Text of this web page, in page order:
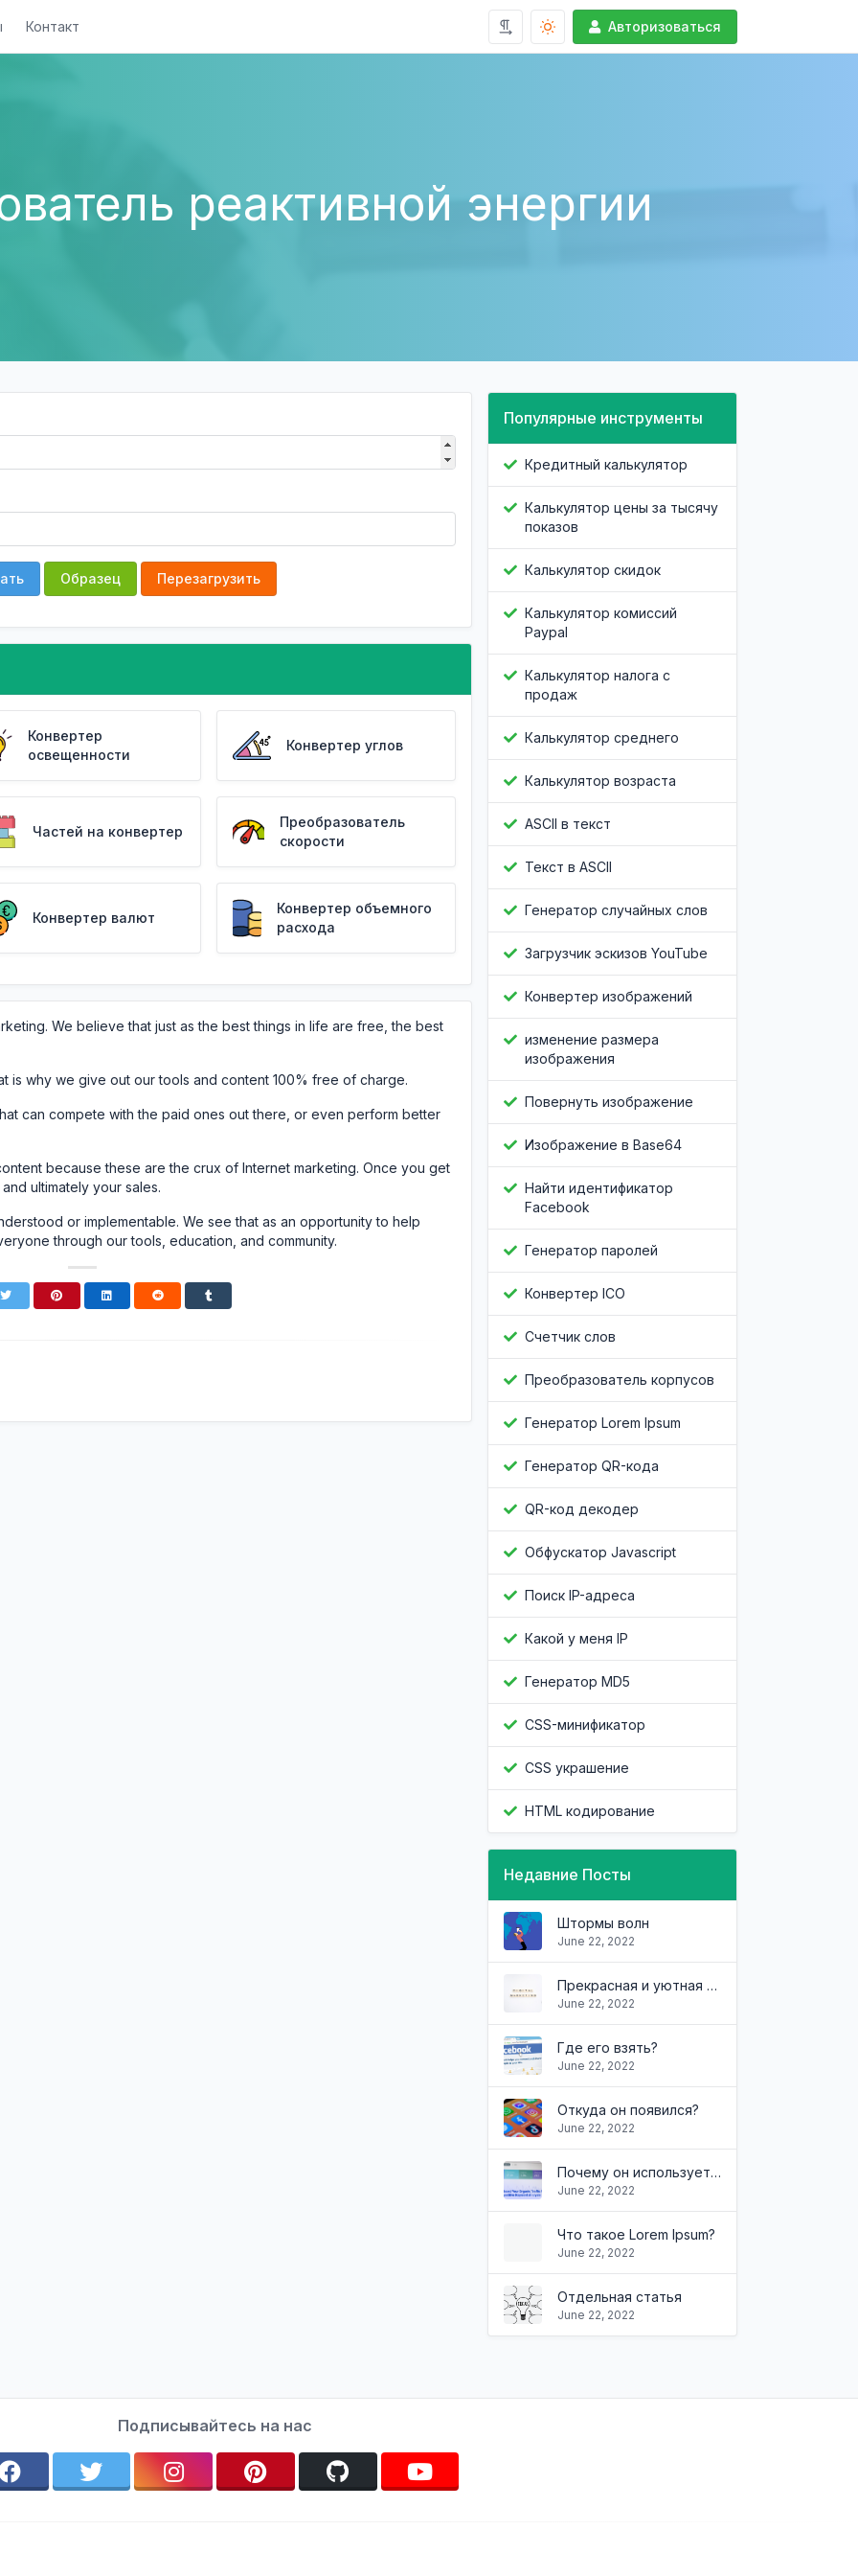
Авторизоваться
Контакт
реактивной энергии
Образец Перезагрузить
Конвертер
освещенности
Конвертер углов
Частей на конвертер
Преобразователь
скорости
Конвертер валют
Конвертер объемного
расхода
We believe that just as the best things in life are free, the best
is why we give out our tools and content 100% free of charge.
can compete with the paid ones out there, or even perform better
because these are the crux of Internet marketing. Once you get
ultimately your sales.
or implementable. We see that as an opportunity to help
through our tools, education, and community.
Популярные инструменты
Кредитный калькулятор
Калькулятор цены за тысячу
показов
Калькулятор скидок
Калькулятор комиссий
Paypal
Калькулятор налога с
продаж
Калькулятор среднего
Калькулятор возраста
ASCII в текст
Текст в ASCII
Генератор случайных слов
Загрузчик эскизов YouTube
Конвертер изображений
изменение размера
изображения
Повернуть изображение
Изображение в Base64
Найти идентификатор
Facebook
Генератор паролей
Конвертер ICO
Счетчик слов
Преобразователь корпусов
Генератор Lorem Ipsum
Генератор QR-кода
QR-код декодер
Обфускатор Javascript
Поиск IP-адреса
Какой у меня IP
Генератор MD5
CSS-минификатор
CSS украшение
HTML кодирование
Недавние Посты
Штормы волн
June 22, 2022
Прекрасная и уютная квартира
June 22, 2022
Где его взять?
June 22, 2022
Откуда он появился?
June 22, 2022
Почему он используется?
June 22, 2022
Что такое Lorem Ipsum?
June 22, 2022
Отдельная статья
June 22, 2022
Подписывайтесь на нас